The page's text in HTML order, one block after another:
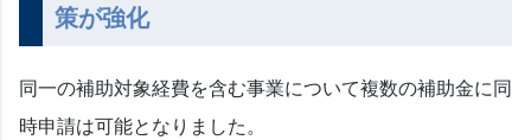
策が強化
同一の補助対象経費を含む事業について複数の補助金に同
時申請は可能となりました。